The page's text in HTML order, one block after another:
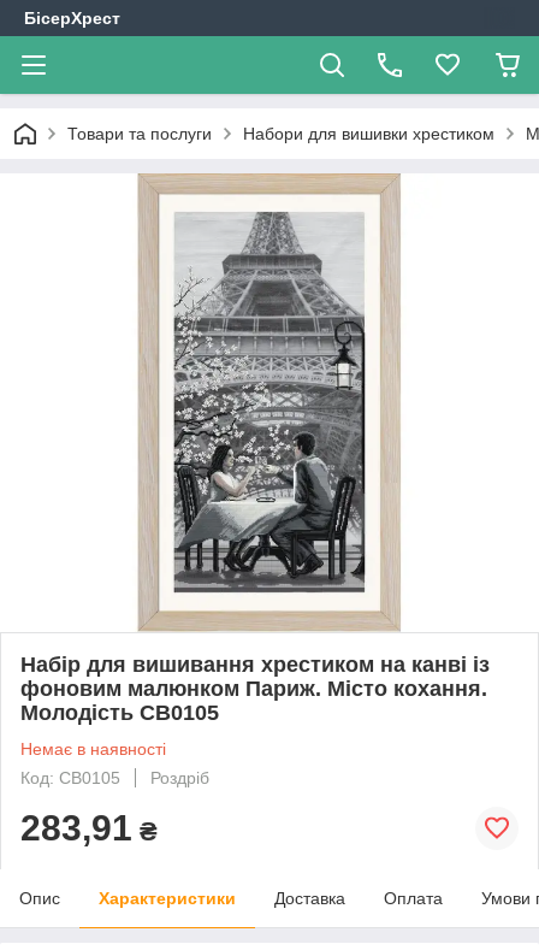
БісерХрест
Товари та послуги Набори для вишивки хрестиком
Набір для вишивання хрестиком на канві із
фоновим малюнком Париж. Місто кохання.
Молодість СВ0105
Немає в наявності
Код: СВ0105
Роздріб
283,91 ₴
Опис Характеристики Доставка Оплата Умови